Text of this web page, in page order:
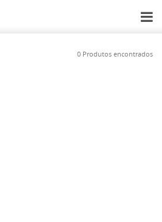
0 Produtos encontrados